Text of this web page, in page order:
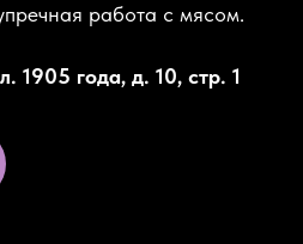
работа с мясом.
1905 года, д. 10, стр. 1